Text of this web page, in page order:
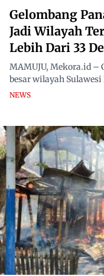
Gelombang
Jadi Wilayah
Lebih Dari 33
MAMUJU, Mekora.id –
besar wilayah Sulawesi
NEWS